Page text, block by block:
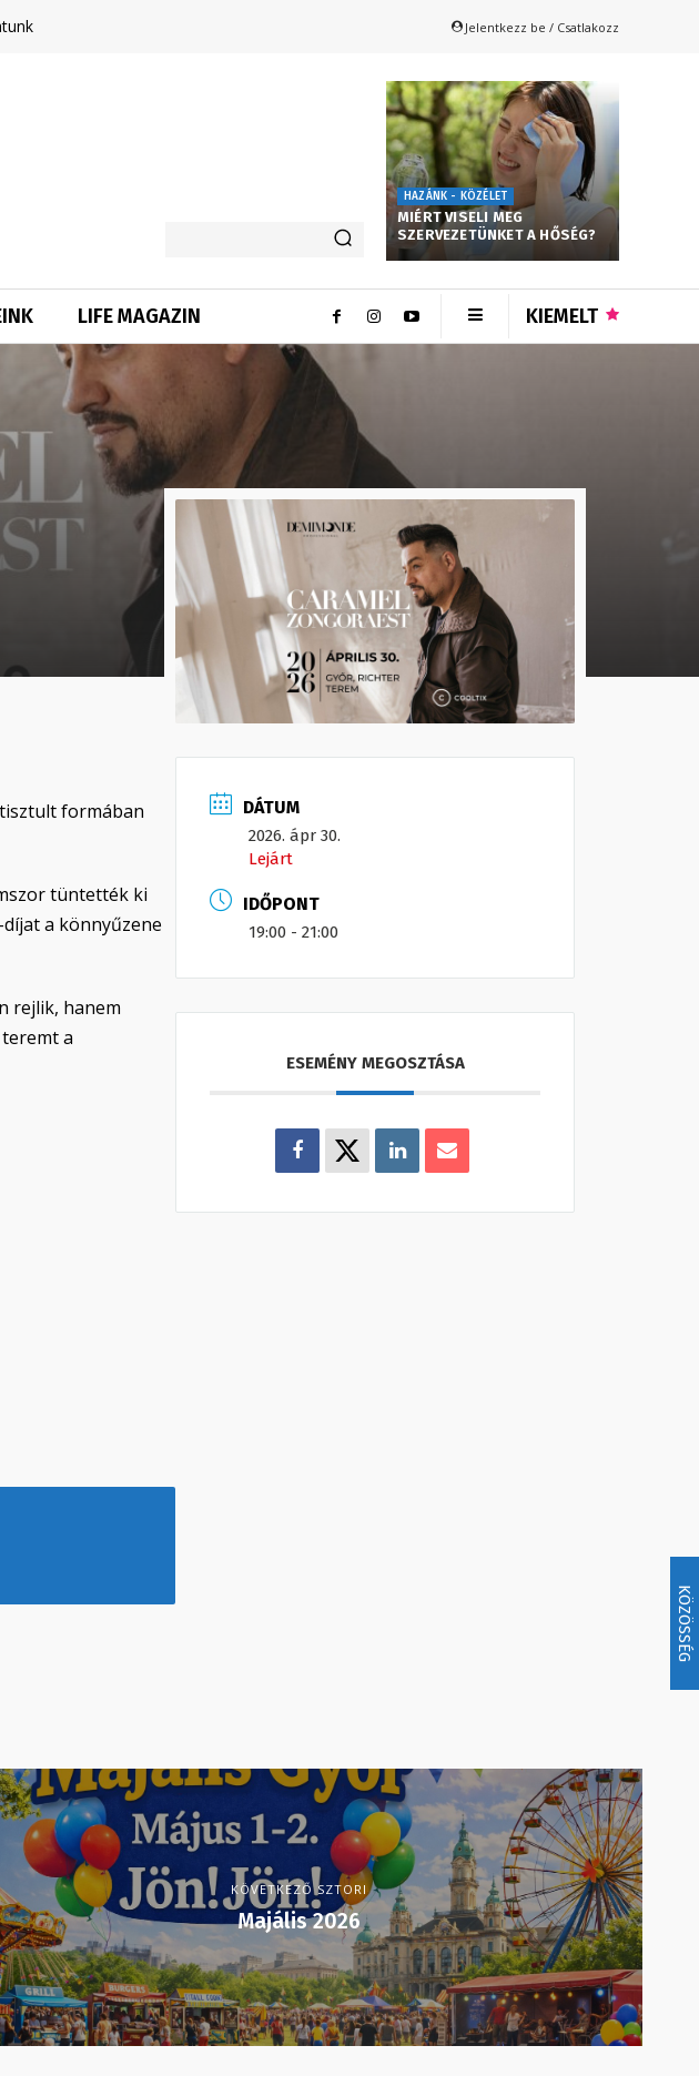
KÖZÖSSÉG
Jelentkezz be / Csatlakozz
HAZÁNK - KÖZÉLET
MIÉRT VISELI MEG
SZERVEZETÜNKET A HŐSÉG?
LIFE MAGAZIN KIEMELT
formában
tüntették ki
a könnyűzene
rejlik, hanem
a
DÁTUM
2026. ápr 30.
Lejárt
IDŐPONT
19:00 - 21:00
ESEMÉNY MEGOSZTÁSA
KÖVETKEZŐ SZTORI
Majális 2026